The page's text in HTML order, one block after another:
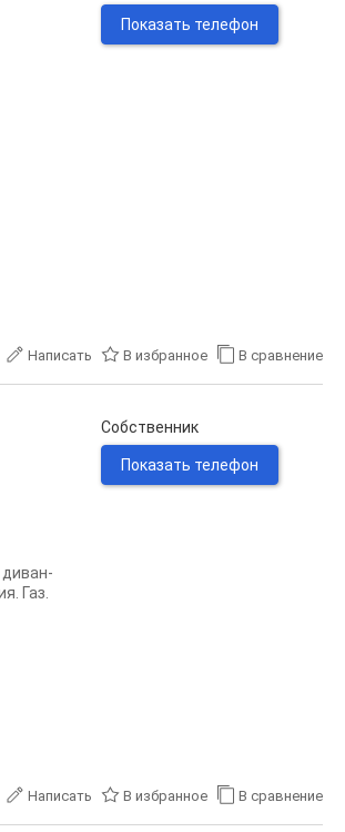
Показать телефон
Написать В избранное В сравнение
Газ.
Собственник
Показать телефон
Написать В избранное В сравнение